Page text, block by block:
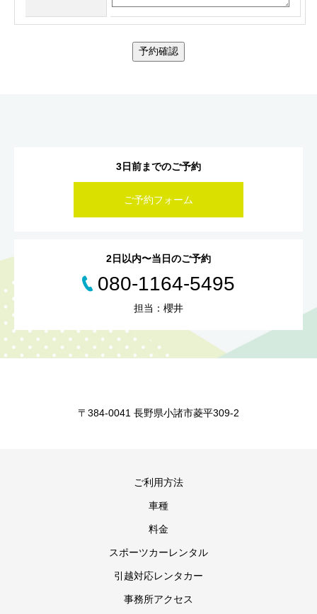
予約確認
3日前までのご予約
ご予約フォーム
2日以内〜当日のご予約
080-1164-5495
担当：櫻井
〒384-0041 長野県小諸市菱平309-2
ご利用方法
車種
料金
スポーツカーレンタル
引越対応レンタカー
事務所アクセス